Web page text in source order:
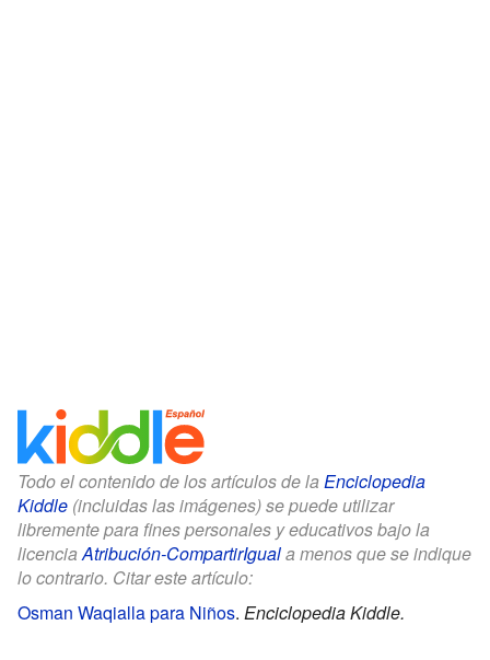
Todo el contenido de los artículos de la Enciclopedia
Kiddle (incluidas las imágenes) se puede utilizar
libremente para fines personales y educativos bajo la
licenciaAtribución-CompartirIguala menos que se indique
lo contrario. Citar este artículo:
Osman Waqialla para Niños. Enciclopedia Kiddle.